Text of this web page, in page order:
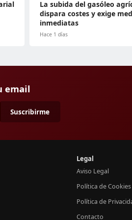
La subida del gasóleo
dispara costes y exige
inmediatas
Hace 1 días
email
Suscribirme
Legal
Aviso Legal
Política de Cookies
Política de
Contacto